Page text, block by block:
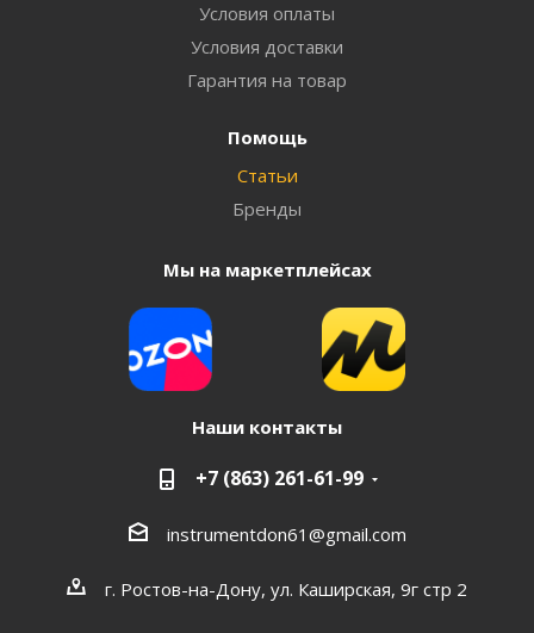
Условия оплаты
Условия доставки
Гарантия на товар
Помощь
Статьи
Бренды
Мы на маркетплейсах
Наши контакты
+7 (863) 261-61-99
instrumentdon61@gmail.com
г. Ростов-на-Дону, ул. Каширская, 9г стр 2